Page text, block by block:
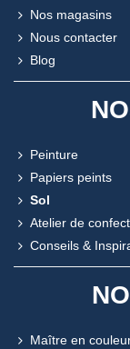
Nos magasins
Nous contacter
Blog
Peinture
Papiers peints
Sol
Atelier de
Conseils &
Maître en